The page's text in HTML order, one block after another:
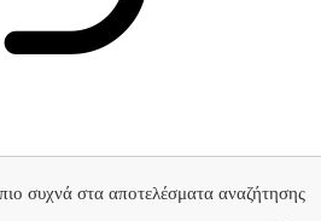
συχνά στα αποτελέσματα αναζήτησης